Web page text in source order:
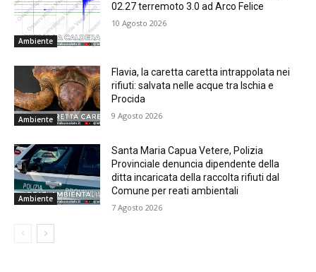
Ambiente
02.27 terremoto 3.0 ad Arco Felice
10 Agosto 2026
Ambiente
Flavia, la caretta caretta intrappolata nei
rifiuti: salvata nelle acque tra Ischia e
Procida
9 Agosto 2026
Ambiente
Santa Maria Capua Vetere, Polizia
Provinciale denuncia dipendente della
ditta incaricata della raccolta rifiuti dal
Comune per reati ambientali
7 Agosto 2026